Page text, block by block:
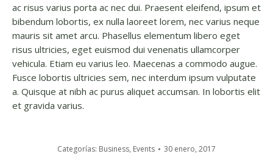
ac risus varius porta ac nec dui. Praesent eleifend, ipsum et
bibendum lobortis, ex nulla laoreet lorem, nec varius neque
mauris sit amet arcu. Phasellus elementum libero eget
risus ultricies, eget euismod dui venenatis ullamcorper
vehicula. Etiam eu varius leo. Maecenas a commodo augue.
Fusce lobortis ultricies sem, nec interdum ipsum vulputate
a. Quisque at nibh ac purus aliquet accumsan. In lobortis elit
et gravida varius.
Categorías: Business, Events 30 enero, 2017